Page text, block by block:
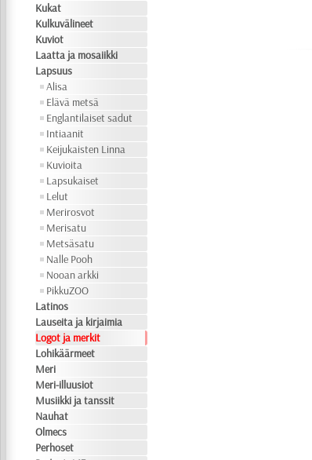
Kukat
Kulkuvälineet
Kuviot
Laatta ja mosaiikki
Lapsuus
Alisa
Elävä metsä
Englantilaiset sadut
Intiaanit
Keijukaisten Linna
Kuvioita
Lapsukaiset
Lelut
Merirosvot
Merisatu
Metsäsatu
Nalle Pooh
Nooan arkki
PikkuZOO
Latinos
Lauseita ja kirjaimia
Logot ja merkit
Lohikäärmeet
Meri
Meri-illuusiot
Musiikki ja tanssit
Nauhat
Olmecs
Perhoset